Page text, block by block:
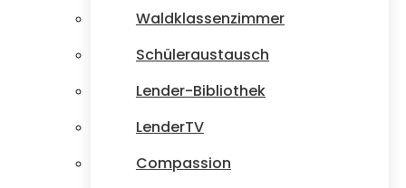
Waldklassenzimmer
Schüleraustausch
Lender-Bibliothek
LenderTV
Compassion